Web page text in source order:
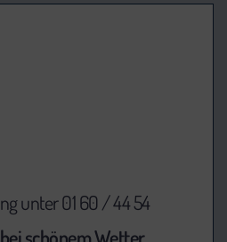
unter 01 60 / 44 54
schönem Wetter